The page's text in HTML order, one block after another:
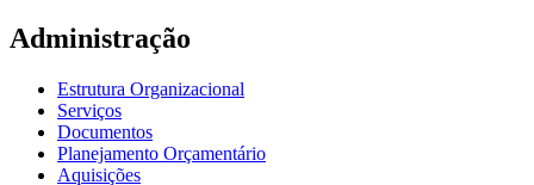
Administração
Estrutura Organizacional
Serviços
Documentos
Planejamento Orçamentário
Aquisições